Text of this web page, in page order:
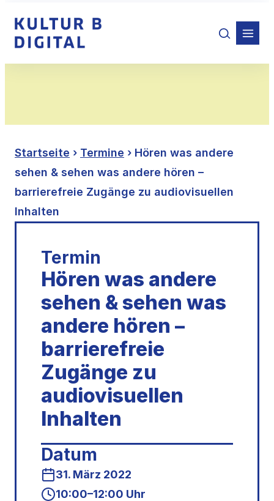
Inhalt
springen
Startseite › Termine › Hören was andere
sehen & sehen was andere hören –
barrierefreie Zugänge zu audiovisuellen
Inhalten
Termin
Hören was andere
sehen & sehen was
andere hören –
barrierefreie
Zugänge zu
audiovisuellen
Inhalten
Datum
31. März 2022
10:00–12:00 Uhr